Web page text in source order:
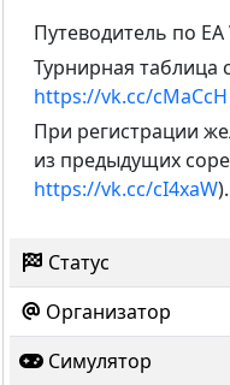
Путеводитель по EA
Турнирная таблица
https://vk.cc/cMaCcH
При регистрации
из предыдущих
https://vk.cc/cI4xaW).
Статус
Организатор
Симулятор